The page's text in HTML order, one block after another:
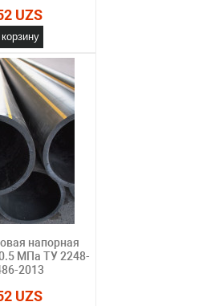
UZS
напорная
МПа ТУ 2248-
2013
UZS